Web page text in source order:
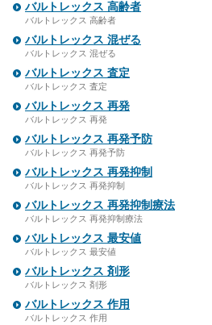
バルトレックス 高齢者
バルトレックス 高齢者
バルトレックス 混ぜる
バルトレックス 混ぜる
バルトレックス 査定
バルトレックス 査定
バルトレックス 再発
バルトレックス 再発
バルトレックス 再発予防
バルトレックス 再発予防
バルトレックス 再発抑制
バルトレックス 再発抑制
バルトレックス 再発抑制療法
バルトレックス 再発抑制療法
バルトレックス 最安値
バルトレックス 最安値
バルトレックス 剤形
バルトレックス 剤形
バルトレックス 作用
バルトレックス 作用